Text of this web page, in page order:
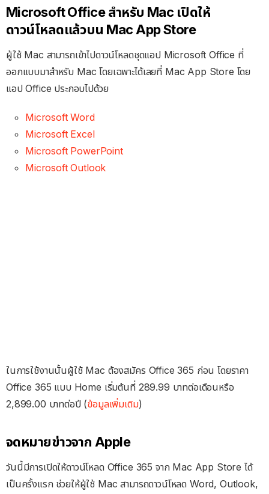
Microsoft Office สำหรับ Mac เปิดให้
ดาวน์โหลดแล้วบน Mac App Store
ผู้ใช้ Mac สามารถเข้าไปดาวน์โหลดชุดแอป Microsoft Office ที่
ออกแบบมาสำหรับ Mac โดยเฉพาะได้เลยที่ Mac App Store โดย
แอป Office ประกอบไปด้วย
Microsoft Word
Microsoft Excel
Microsoft PowerPoint
Microsoft Outlook
ในการใช้งานนั้นผู้ใช้ Mac ต้องสมัคร Office 365 ก่อน โดยราคา
Office 365 แบบ Home เริ่มต้นที่ 289.99 บาทต่อเดือนหรือ
2,899.00 บาทต่อปี (ข้อมูลเพิ่มเติม)
จดหมายข่าวจาก Apple
วันนี้มีการเปิดให้ดาวน์โหลด Office 365 จาก Mac App Store ได้
เป็นครั้งแรก ช่วยให้ผู้ใช้ Mac สามารถดาวน์โหลด Word, Outlook,